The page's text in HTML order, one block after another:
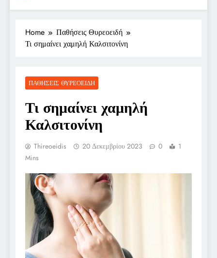
– Thireoeidis
Home
Παθήσεις Θυρεοειδή
Τι σημαίνει χαμηλή Καλσιτονίνη
ΠΑΘΉΣΕΙΣ ΘΥΡΕΟΕΙΔΉ
Τι σημαίνει χαμηλή
Καλσιτονίνη
Thireoeidis 20 Δεκεμβρίου 2023 0
1
Mins